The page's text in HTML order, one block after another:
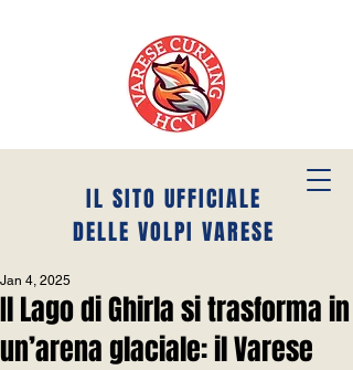
IL SITO UFFICIALE
DELLE VOLPI VARESE
Il Lago di Ghirla si trasforma in
un’arena glaciale: il Varese
Jan 4, 2025